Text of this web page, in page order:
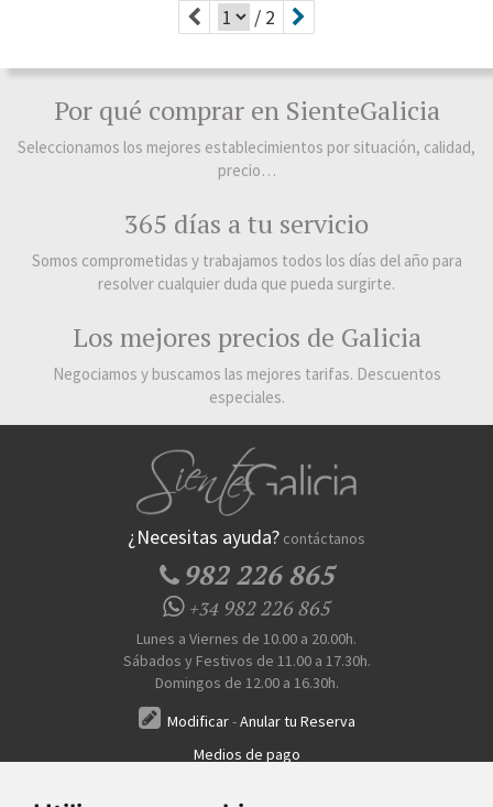
/ 2
Por qué comprar en SienteGalicia
Seleccionamos los mejores establecimientos por situación, calidad,
precio…
365 días a tu servicio
Somos comprometidas y trabajamos todos los días del año para
resolver cualquier duda que pueda surgirte.
Los mejores precios de Galicia
Negociamos y buscamos las mejores tarifas. Descuentos
especiales.
¿Necesitas ayuda? contáctanos
982 226 865
+34982 226 865
Lunes a Viernes de 10.00 a 20.00h.
Sábados y Festivos de 11.00 a 17.30h.
Domingos de 12.00 a 16.30h.
Modificar-Anular tu Reserva
Medios de pago